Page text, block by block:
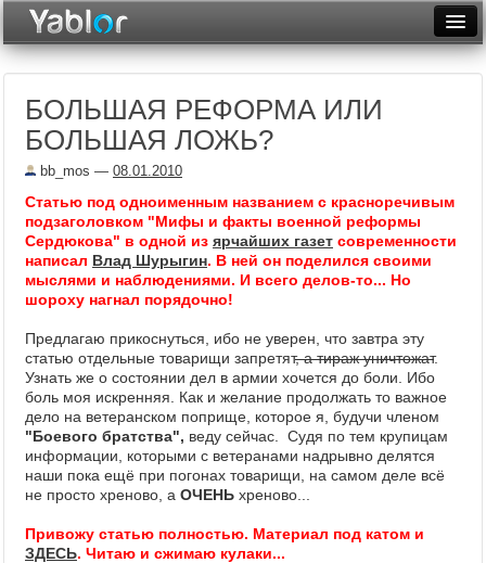
Неделя
Месяц
Архив
Фототоп
БОЛЬШАЯ РЕФОРМА ИЛИ
БОЛЬШАЯ ЛОЖЬ?
bb_mos — 08.01.2010
Статью под одноименным названием с красноречивым
подзаголовком "Мифы и факты военной реформы
Сердюкова" в одной из ярчайших газет современности
написал Влад Шурыгин. В ней он поделился своими
мыслями и наблюдениями. И всего делов-то... Но
шороху нагнал порядочно!
Предлагаю прикоснуться, ибо не уверен, что завтра эту
статью отдельные товарищи запретят, а тираж уничтожат.
Узнать же о состоянии дел в армии хочется до боли. Ибо
боль моя искренняя. Как и желание продолжать то важное
дело на ветеранском поприще, которое я, будучи членом
"Боевого братства", веду сейчас. Судя по тем крупицам
информации, которыми с ветеранами надрывно делятся
наши пока ещё при погонах товарищи, на самом деле всё
не просто хреново, а ОЧЕНЬ хреново...
Привожу статью полностью. Материал под катом и
ЗДЕСЬ. Читаю и сжимаю кулаки...